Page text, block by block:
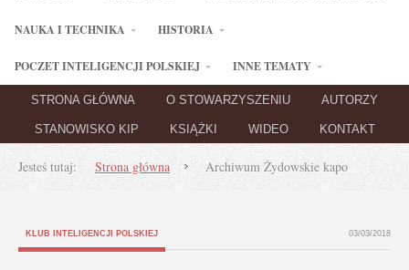
NAUKA I TECHNIKA HISTORIA
POCZET INTELIGENCJI POLSKIEJ INNE TEMATY
STRONA GŁÓWNA O STOWARZYSZENIU AUTORZY
STANOWISKO KIP KSIĄŻKI WIDEO KONTAKT
Jesteś tutaj: Strona główna Archiwum Żydowskie kapo
KLUB INTELIGENCJI POLSKIEJ 03/03/2018